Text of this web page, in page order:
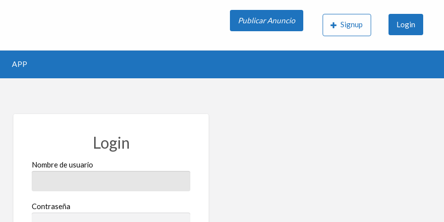
Publicar Anuncio Signup Login
APP
Login
Nombre de usuario
Contraseña